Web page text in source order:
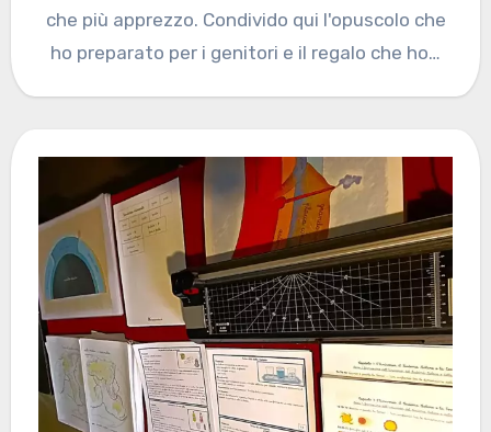
che più apprezzo. Condivido qui l'opuscolo che
ho preparato per i genitori e il regalo che ho…